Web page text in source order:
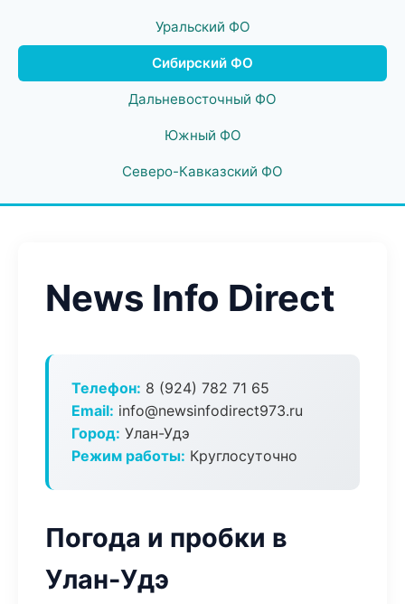
Уральский ФО
Сибирский ФО
Дальневосточный ФО
Южный ФО
Северо-Кавказский ФО
News Info Direct
Телефон: 8 (924) 782 71 65
Email: info@newsinfodirect973.ru
Город: Улан-Удэ
Режим работы: Круглосуточно
Погода и пробки в
Улан-Удэ